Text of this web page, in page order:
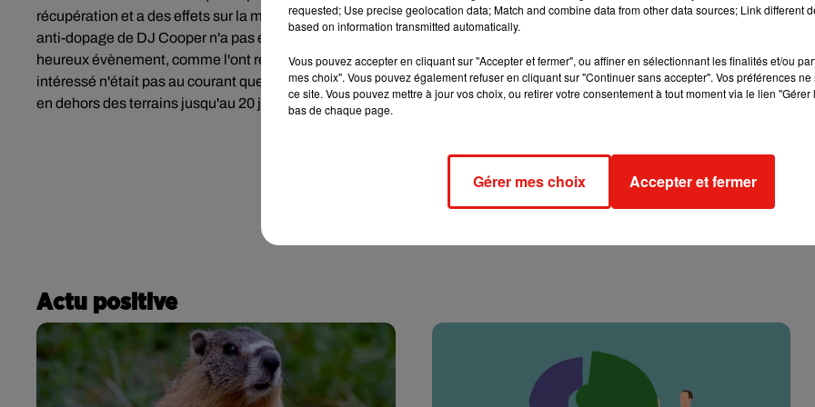
récupération et a des effets sur la musculature.Et c'est là que la vérité a éclaté.Le taux anormal d'HCG révélé par le test
anti-dopage de DJ Cooper n'a pas été causé par du dopage mais par l'utilisation de l'urine de sa petite amie qui attendait un
heureux évènement, comme l'ont révélé des médias bosniens ce samedi 3 août dernier! Si on se doute que le principal
intéressé n'était pas au courant que sa femme attendait un bébé,ce subterfuge laissera néanmoins le sportif professionnel
en dehors des terrains jusqu'au 20 juin 2020.
Actu positive
requested; Use precise geolocation data; Match and combine data from other data sources; Link different
based on information transmitted automatically.
Vous pouvez accepter en cliquant sur "Accepter et fermer", ou affiner en sélectionnant les finalités et/ou
mes choix". Vous pouvez également refuser en cliquant sur "Continuer sans accepter". Vos préférences
ce site. Vous pouvez mettre à jour vos choix, ou retirer votre consentement à tout moment via le lien
bas de chaque page.
Gérer mes choix Accepter et fermer